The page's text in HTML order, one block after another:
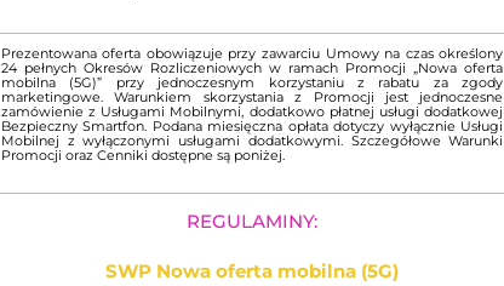
Prezentowana oferta obowiązuje przy zawarciu Umowy na czas określony
24 pełnych Okresów Rozliczeniowych w ramach Promocji „Nowa oferta
mobilna (5G)” przy jednoczesnym korzystaniu z rabatu za zgody
marketingowe. Warunkiem skorzystania z Promocji jest jednoczesne
zamówienie z Usługami Mobilnymi, dodatkowo płatnej usługi dodatkowej
Bezpieczny Smartfon. Podana miesięczna opłata dotyczy wyłącznie Usługi
Mobilnej z wyłączonymi usługami dodatkowymi. Szczegółowe Warunki
Promocji oraz Cenniki dostępne są poniżej.
REGULAMINY:
SWP Nowa oferta mobilna (5G)